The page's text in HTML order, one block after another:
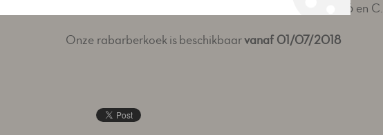
magnesium. Daarbovenop bevat het vitamine B1, B2, B6 en C.
Onze rabarberkoek is beschikbaarvanaf 01/07/2018